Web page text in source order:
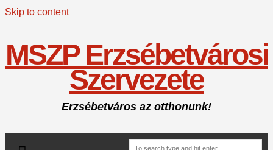
Skip to content
MSZP Erzsébetvárosi
Szervezete
Erzsébetváros az otthonunk!